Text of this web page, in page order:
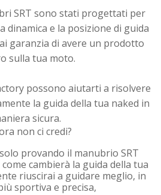
SRT sono stati progettati per
dinamica e la posizione di guida
garanzia di avere un prodotto
sulla tua moto.
possono aiutarti a risolvere
la guida della tua naked in
sicura.
non ci credi?
provando il manubrio SRT
cambierà la guida della tua
riuscirai a guidare meglio, in
sportiva e precisa,